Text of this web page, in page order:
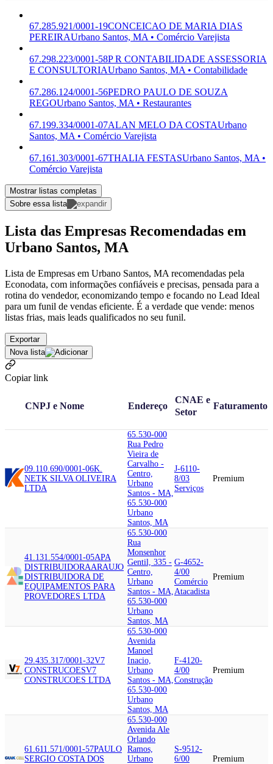
67.285.921/0001-19CONCEICAO DE MARIA DIAS
PEREIRAUrbano Santos, MA • Comércio Varejista
67.298.223/0001-58P R CONTABILIDADE ASSESSORIA
E CONSULTORIAUrbano Santos, MA • Contabilidade
67.286.124/0001-56PEDRO PAULO DE SOUZA
REGOUrbano Santos, MA • Restaurantes
67.199.334/0001-07ALAN MELO DA COSTAUrbano
Santos, MA • Comércio Varejista
67.161.303/0001-67THALIA FESTASUrbano Santos, MA •
Comércio Varejista
Mostrar listas completas
Sobre essa lista
Lista das Empresas Recomendadas em
Urbano Santos, MA
Lista de Empresas em Urbano Santos, MA recomendadas pela
Econodata, com informações confiáveis e precisas, pensada para a
rotina do vendedor, economizando tempo e focando no Lead Ideal
para um funil de vendas eficiente. É a verdade que vende: menos
listas frias, mais leads qualificados no seu funil.
Exportar
Nova lista
Copiar link
CNPJ e Nome Endereço
CNAE e
Setor
Faturamento
09.110.690/0001-06K.
NETK SILVA OLIVEIRA
LTDA
65.530-000
Rua Pedro
Vieira de
Carvalho -
Centro,
Urbano
Santos - MA,
65.530-000
Urbano
Santos, MA
J-6110-
8/03
Serviços
Premium
41.131.554/0001-05APA
DISTRIBUIDORAARAUJO
DISTRIBUIDORA DE
EQUIPAMENTOS PARA
PROVEDORES LTDA
65.530-000
Rua
Monsenhor
Gentil, 335 -
Centro,
Urbano
Santos - MA,
65.530-000
Urbano
Santos, MA
G-4652-
4/00
Comércio
Atacadista
Premium
29.435.317/0001-32V7
CONSTRUCOESV7
CONSTRUCOES LTDA
65.530-000
Avenida
Manoel
Inacio,
Urbano
Santos - MA,
65.530-000
Urbano
Santos, MA
F-4120-
4/00
Construção
Premium
61.611.571/0001-57PAULO
SERGIO COSTA DOS
65.530-000
Avenida Ale
Orlando
Ramos,
Urbano
S-9512-
6/00
Premium